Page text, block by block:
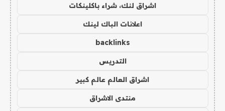
اشراق لنك، شراء باكلينكات
اعلانات الباك لينك
backlinks
التدريس
اشراق العالم عالم كبير
منتدى الاشراق